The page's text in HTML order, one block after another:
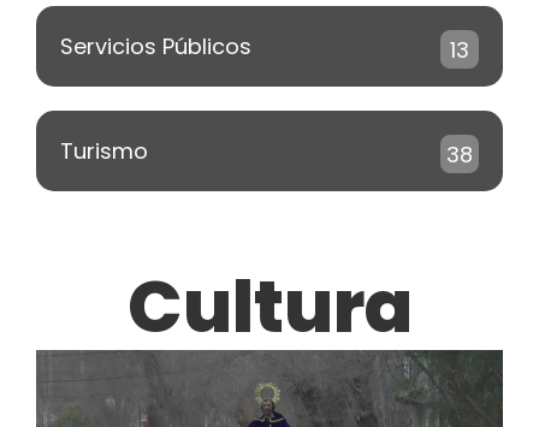
Servicios Públicos 13
Turismo 38
Cultura